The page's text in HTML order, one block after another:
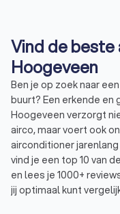
Vind de
Hoogeveen
Ben je op zoek naar
buurt? Een erkende
Hoogeveen verzorgt
airco, maar voert ook
airconditioner
vind je een top 10 van
en lees je 1000+
jij optimaal kunt